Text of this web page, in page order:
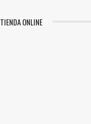
TIENDA ONLINE